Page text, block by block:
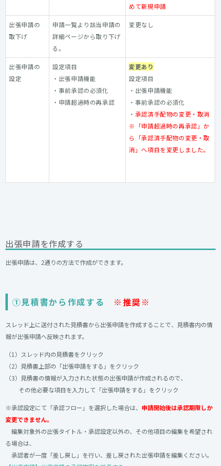
めて新規申請
出張申請の
取下げ
申請一覧より該当申請の
詳細ページから取り下げ
る。
変更なし
出張申請の
設定
設定項目
・出張申請機能
・事前承認の必須化
・申請超過時の再承認
変更あり
設定項目
・出張申請機能
・事前承認の必須化
・ 承認済手配物の変更・取消
※「申請超過時の再承認」か
ら「承認済手配物の変更・取
消」へ項目を変更しました。
出張申請を作成する
出張申請は、2通りの方法で作成ができます。
①見積書から作成する ※推奨※
スレッド上に送付された見積書から出張申請を作成することで、見積書内の情
報が出張申請へ反映されます。
（1）スレッド内の見積書をクリック
（2）見積書上部の「出張申請をする」をクリック
（3）見積書の情報が入力された状態の出張申請が作成されるので、
その他必要な項目を入力して「出張申請をする」をクリック
※承認設定にて「承認フロー」を選択した場合は、 申請開始後は承認期限しか
変更できません。
編集対象外の出張タイトル・承認設定以外の、その他項目の編集を希望され
る場合は、
承認者が一度「差し戻し」を行い、差し戻された出張申請を編集ください。